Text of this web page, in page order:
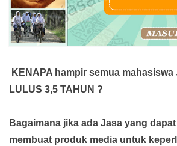
KENAPA hampir semua mahasiswa
LULUS 3,5 TAHUN ?
Bagaimana jika ada Jasa yang
membuat produk media untuk